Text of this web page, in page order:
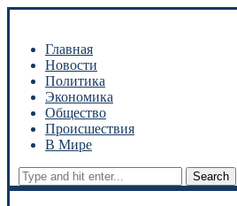
Главная
Новости
Политика
Экономика
Общество
Происшествия
В Мире
Search